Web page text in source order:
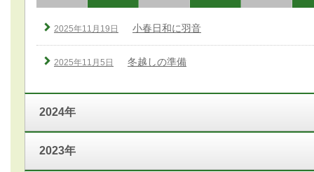
2025年11月19日 小春日和に羽音
2025年11月5日 冬越しの準備
2024年
2023年